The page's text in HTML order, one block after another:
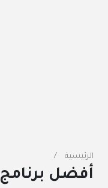
الرئيسية
أفضل